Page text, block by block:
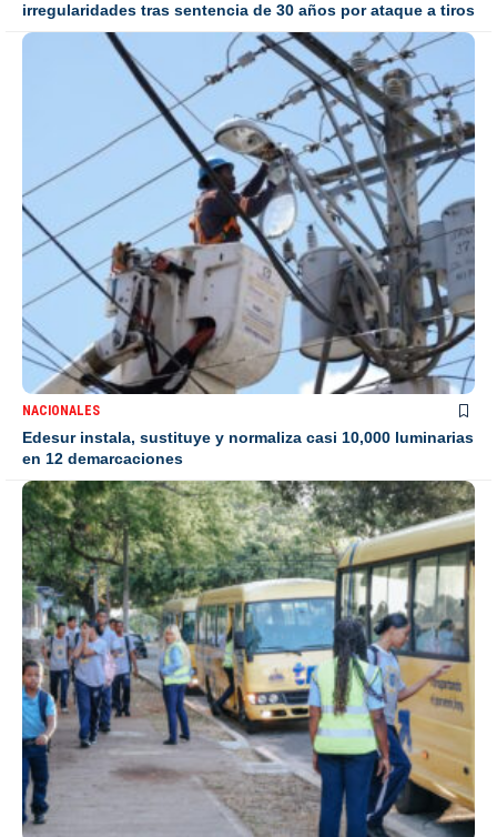
irregularidades tras sentencia de 30 años por ataque a tiros
NACIONALES
Edesur instala, sustituye y normaliza casi 10,000 luminarias
en 12 demarcaciones